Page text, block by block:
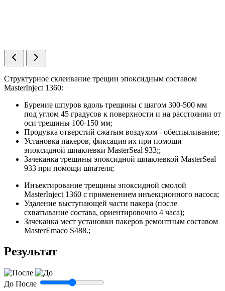
Структурное склеивание трещин эпоксидным составом
MasterInject 1360:
Бурение шпуров вдоль трещины с шагом 300-500 мм
под углом 45 градусов к поверхности и на расстоянии от
оси трещины 100-150 мм;
Продувка отверстий сжатым воздухом - обеспыливание;
Установка пакеров, фиксация их при помощи
эпоксидной шпаклевки MasterSeal 933;;
Зачеканка трещины эпоксидной шпаклевкой MasterSeal
933 при помощи шпателя;
Инъектирование трещины эпоксидной смолой
MasterInject 1360 с применением инъекционного насоса;
Удаление выступающей части пакера (после
схватывание состава, ориентировочно 4 часа);
Зачеканка мест установки пакеров ремонтным составом
MasterEmaco S488.;
Результат
До После